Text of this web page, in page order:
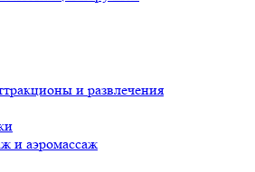
и развлечения
и аэромассаж